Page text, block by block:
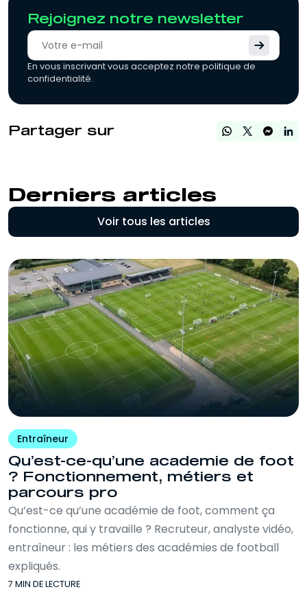
Rejoignez notre newsletter
En vous inscrivant vous acceptez notre politique de
confidentialité.
Partager sur
Derniers articles
Voir tous les articles
Entraîneur
Qu’est-ce-qu’une academie de foot
? Fonctionnement, métiers et
parcours pro
Qu’est-ce qu’une académie de foot, comment ça
fonctionne, qui y travaille ? Recruteur, analyste vidéo,
entraîneur : les métiers des académies de football
expliqués.
7 MIN DE LECTURE